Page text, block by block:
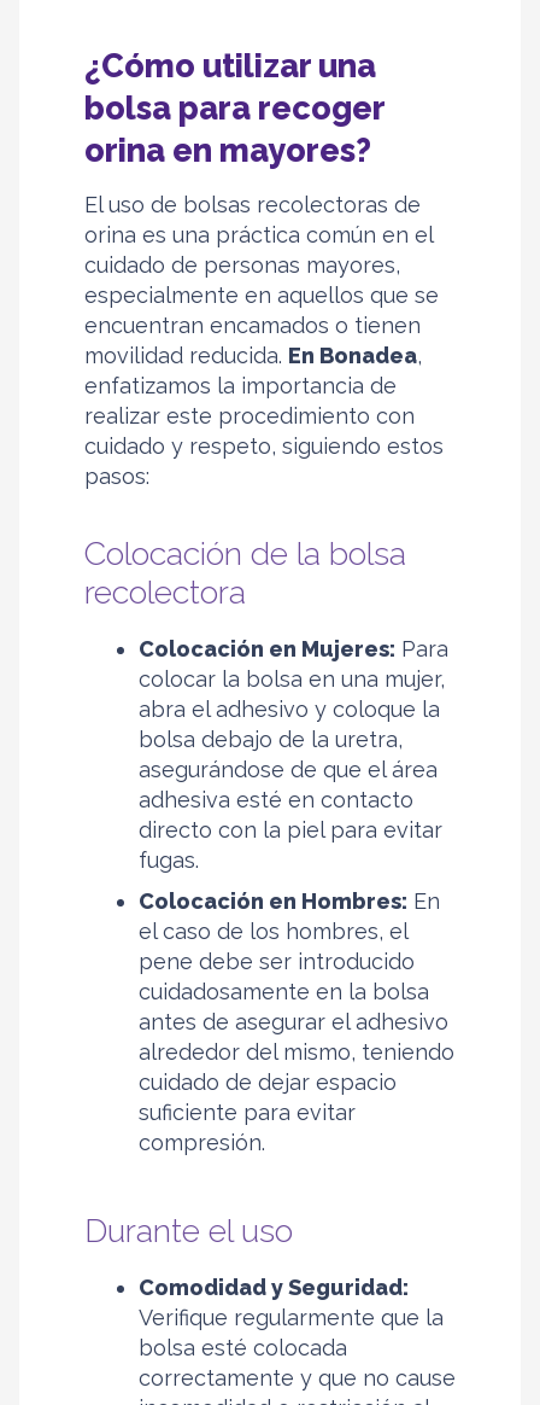
¿Cómo utilizar una
bolsa para recoger
orina en mayores?
El uso de bolsas recolectoras de
orina es una práctica común en el
cuidado de personas mayores,
especialmente en aquellos que se
encuentran encamados o tienen
movilidad reducida. En Bonadea,
enfatizamos la importancia de
realizar este procedimiento con
cuidado y respeto, siguiendo estos
pasos:
Colocación de la bolsa
recolectora
Colocación en Mujeres: Para
colocar la bolsa en una mujer,
abra el adhesivo y coloque la
bolsa debajo de la uretra,
asegurándose de que el área
adhesiva esté en contacto
directo con la piel para evitar
fugas.
Colocación en Hombres: En
el caso de los hombres, el
pene debe ser introducido
cuidadosamente en la bolsa
antes de asegurar el adhesivo
alrededor del mismo, teniendo
cuidado de dejar espacio
suficiente para evitar
compresión.
Durante el uso
Comodidad y Seguridad:
Verifique regularmente que la
bolsa esté colocada
correctamente y que no cause